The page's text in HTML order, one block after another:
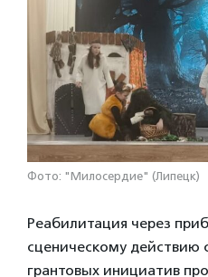
Фото: "Милосердие" (Липецк)
Реабилитация через
сценическому действию
грантовых инициатив